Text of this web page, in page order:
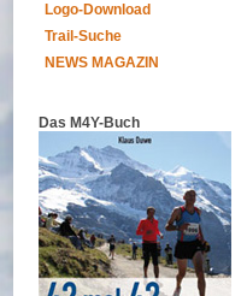
Logo-Download
Trail-Suche
NEWS MAGAZIN
Das M4Y-Buch